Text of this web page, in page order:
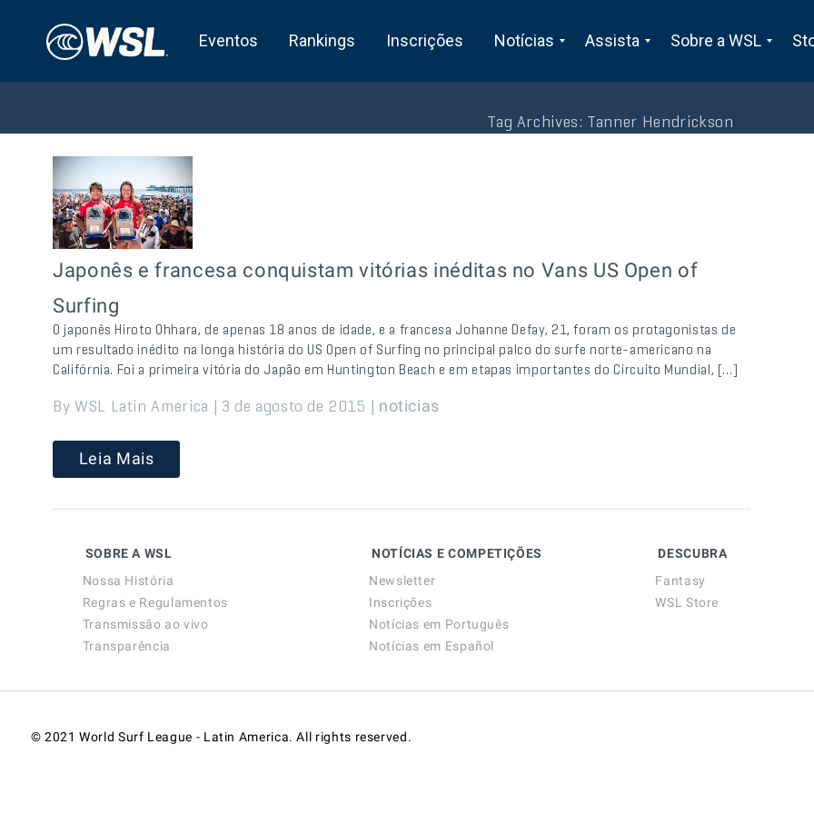
Eventos Rankings Inscrições Notícias Assista Sobre a WSL
Tag Archives: Tanner Hendrickson
Japonês e francesa conquistam vitórias inéditas no Vans US Open of
Surfing
O japonês Hiroto Ohhara, de apenas 18 anos de idade, e a francesa Johanne Defay, 21, foram os protagonistas de
um resultado inédito na longa história do US Open of Surfing no principal palco do surfe norte-americano na
Califórnia. Foi a primeira vitória do Japão em Huntington Beach e em etapas importantes do Circuito Mundial, […]
By WSL Latin America | 3 de agosto de 2015 | noticias
Leia Mais
SOBRE A WSL
Nossa História
Regras e Regulamentos
Transmissão ao vivo
Transparência
NOTÍCIAS E COMPETIÇÕES
Newsletter
Inscrições
Notícias em Português
Notícias em Español
DESCUBRA
Fantasy
WSL Store
© 2021 World Surf League - Latin America. All rights reserved.